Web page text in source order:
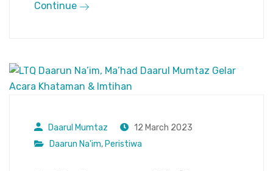
Continue
Daarul Mumtaz
12 March 2023
Daarun Na'im, Peristiwa